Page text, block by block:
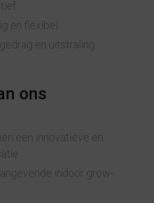
en flexibel
en uitstraling
ons
een innovatieve en
indoor grow-